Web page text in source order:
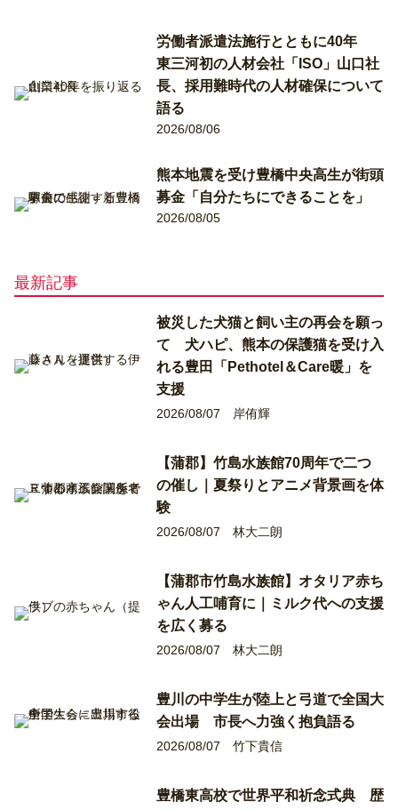
労働者派遣法施行とともに40年
東三河初の人材会社「ISO」山口社
長、採用難時代の人材確保について
語る
2026/08/06
熊本地震を受け豊橋中央高生が街頭
募金「自分たちにできることを」
2026/08/05
最新記事
被災した犬猫と飼い主の再会を願っ
て 犬ハピ、熊本の保護猫を受け入
れる豊田「Pethotel＆Care暖」を
支援
2026/08/07 岸侑輝
【蒲郡】竹島水族館70周年で二つ
の催し｜夏祭りとアニメ背景画を体
験
2026/08/07 林大二朗
【蒲郡市竹島水族館】オタリア赤ち
ゃん人工哺育に｜ミルク代への支援
を広く募る
2026/08/07 林大二朗
豊川の中学生が陸上と弓道で全国大
会出場 市長へ力強く抱負語る
2026/08/07 竹下貴信
豊橋東高校で世界平和祈念式典 歴